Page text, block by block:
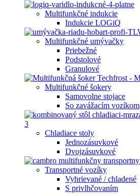
Multifunkčné indukcie
Indukcie LOGiQ
Multifunkčné umývačky
Priebežné
Podstolové
Granulové
Multifunkčné šokery
Samovolne stojace
So zavážacím vozíkom
Chladiace stoly
Jednozásuvkové
Dvojzásuvkové
Transportné vozíky
Vyhrievané / chladené
S privlhčovaním